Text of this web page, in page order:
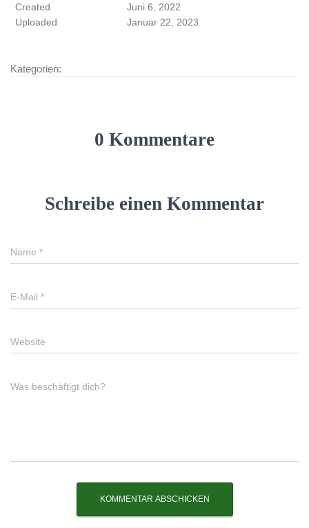
Created
Juni 6, 2022
Uploaded
Januar 22, 2023
Kategorien:
0 Kommentare
Schreibe einen Kommentar
Name *
E-Mail *
Website
Was beschäftigt dich?